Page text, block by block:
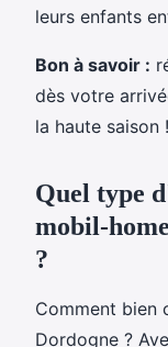
leurs enfants
Bon à savoir :
dès votre
la haute saison !
Quel type
mobil-
?
Comment bien
Dordogne ?